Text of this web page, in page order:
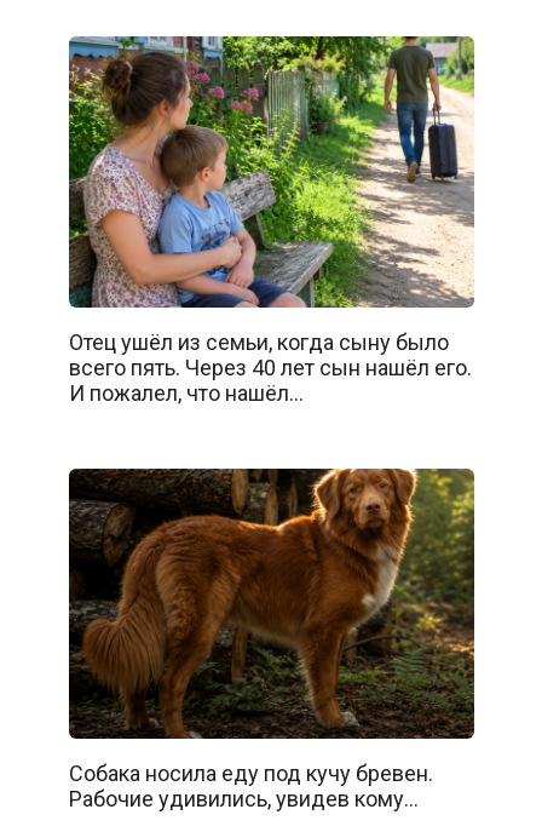
Отец ушёл из семьи, когда сыну было
всего пять. Через 40 лет сын нашёл его.
И пожалел, что нашёл…
Собака носила еду под кучу бревен.
Рабочие удивились, увидев кому…